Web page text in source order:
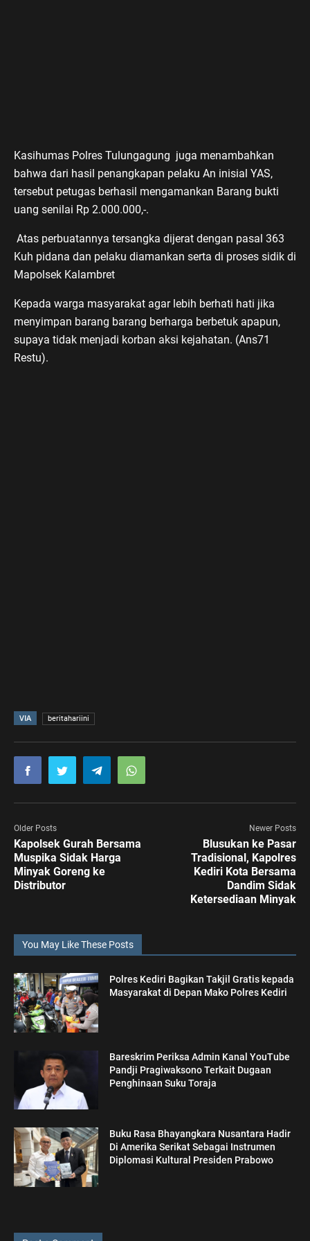
Kasihumas Polres Tulungagung juga menambahkan
bahwa dari hasil penangkapan pelaku An inisial YAS,
tersebut petugas berhasil mengamankan Barang bukti
uang senilai Rp 2.000.000,-.
Atas perbuatannya tersangka dijerat dengan pasal 363
Kuh pidana dan pelaku diamankan serta di proses sidik di
Mapolsek Kalambret
Kepada warga masyarakat agar lebih berhati hati jika
menyimpan barang barang berharga berbetuk apapun,
supaya tidak menjadi korban aksi kejahatan. (Ans71
Restu).
VIA beritahariini
Older Posts
Kapolsek Gurah Bersama
Muspika Sidak Harga
Minyak Goreng ke
Distributor
Newer Posts
Blusukan ke Pasar
Tradisional, Kapolres
Kediri Kota Bersama
Dandim Sidak
Ketersediaan Minyak
You May Like These Posts
Polres Kediri Bagikan Takjil Gratis kepada
Masyarakat di Depan Mako Polres Kediri
Bareskrim Periksa Admin Kanal YouTube
Pandji Pragiwaksono Terkait Dugaan
Penghinaan Suku Toraja
Buku Rasa Bhayangkara Nusantara Hadir
Di Amerika Serikat Sebagai Instrumen
Diplomasi Kultural Presiden Prabowo